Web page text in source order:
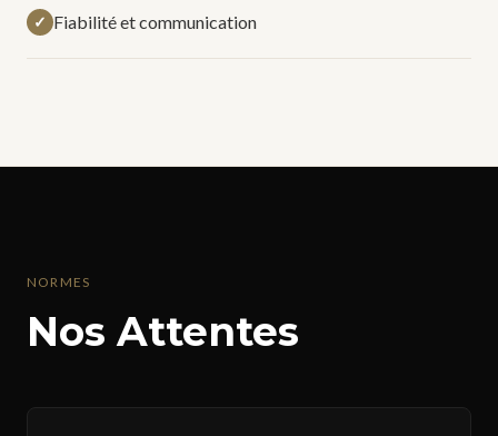
✓ Fiabilité et communication
NORMES
Nos Attentes